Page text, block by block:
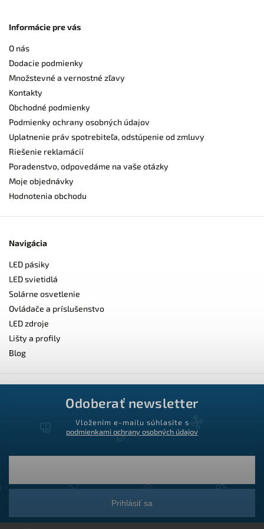
Informácie pre vás
O nás
Dodacie podmienky
Množstevné a vernostné zľavy
Kontakty
Obchodné podmienky
Podmienky ochrany osobných údajov
Uplatnenie práv spotrebiteľa, odstúpenie od zmluvy
Riešenie reklamácií
Poradenstvo, odpovedáme na vaše otázky
Moje objednávky
Hodnotenia obchodu
Navigácia
LED pásiky
LED svietidlá
Solárne osvetlenie
Ovládače a príslušenstvo
LED zdroje
Lišty a profily
Blog
Odoberať newsletter
Vložením e-mailu súhlasíte s
podmienkami ochrany osobných údajov
Prihlásiť sa